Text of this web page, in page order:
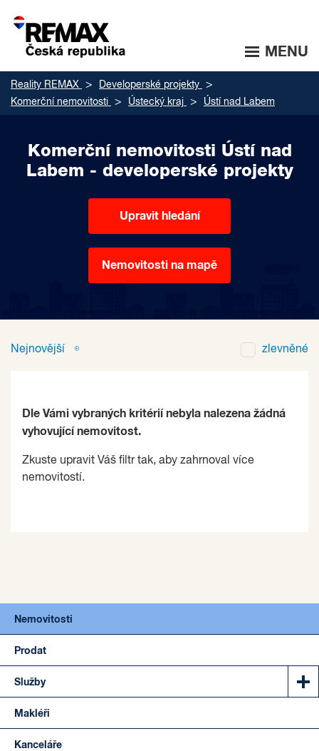
MENU
Reality REMAX
Developerské projekty
Komerční nemovitosti
Ústecký kraj Ústí nad Labem
Komerční nemovitosti Ústí nad
Labem - developerské projekty
Upravit hledání
Nemovitosti na mapě
Nejnovější zlevněné
Dle Vámi vybraných kritérií nebyla nalezena žádná
vyhovující nemovitost.
Zkuste upravit Váš filtr tak, aby zahrnoval více
nemovitostí.
Nemovitosti
Prodat
Služby
Makléři
Kanceláře